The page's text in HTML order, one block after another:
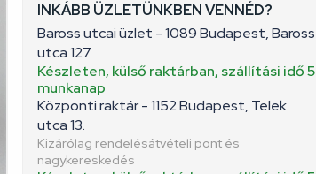
INKÁBB ÜZLETÜNKBEN VENNÉD?
Baross utcai üzlet - 1089 Budapest, Baross
utca 127.
Készleten, külső raktárban, szállítási idő 5
munkanap
Központi raktár - 1152 Budapest, Telek
utca 13.
Kizárólag rendelésátvételi pont és
nagykereskedés